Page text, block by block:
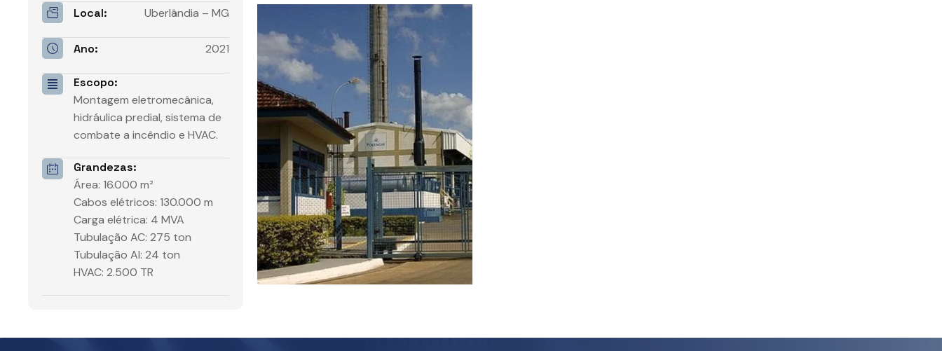
Local: Uberlândia – MG
Ano: 2021
Escopo:
Montagem eletromecânica,
hidráulica predial, sistema de
combate a incêndio e HVAC.
Grandezas:
Área: 16.000 m²
Cabos elétricos: 130.000 m
Carga elétrica: 4 MVA
Tubulação AC: 275 ton
Tubulação AI: 24 ton
HVAC: 2.500 TR